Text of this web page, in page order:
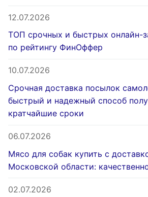
12.07.2026
ТОП срочных и быстрых онлайн-
по рейтингу ФинОффер
10.07.2026
Срочная доставка посылок
быстрый и надежный способ
кратчайшие сроки
06.07.2026
Мясо для собак купить с
Московской области:
02.07.2026